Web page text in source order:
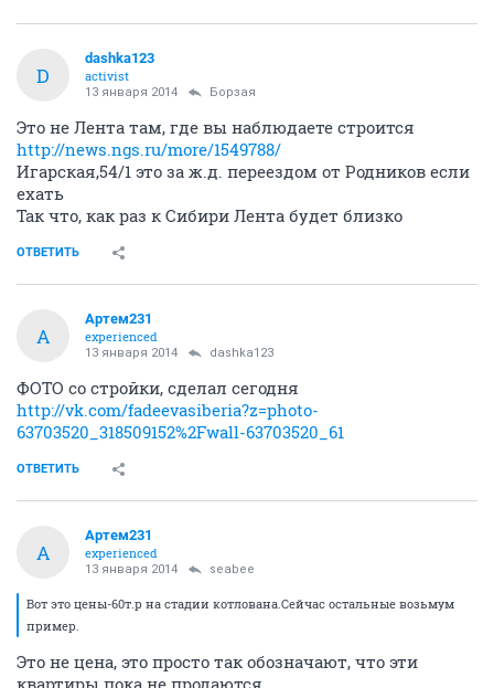
D
dashka123
activist
13 января 2014 Борзая
Это не Лента там, где вы наблюдаете строится
http://news.ngs.ru/more/1549788/
Игарская,54/1 это за ж.д. переездом от Родников если
ехать
Так что, как раз к Сибири Лента будет близко
ОТВЕТИТЬ
А
Артем231
experienced
13 января 2014 dashka123
ФОТО со стройки, сделал сегодня
http://vk.com/fadeevasiberia?z=photo-
63703520_318509152%2Fwall-63703520_61
ОТВЕТИТЬ
А
Артем231
experienced
13 января 2014 seabee
Вот это цены-60т.р на стадии котлована.Сейчас остальные возьмум
пример.
Это не цена, это просто так обозначают, что эти
квартиры пока не продаются...